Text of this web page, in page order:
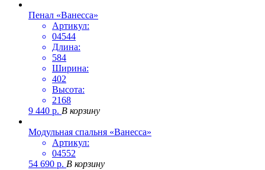
Пенал «Ванесса»
Артикул:
04544
Длина:
584
Ширина:
402
Высота:
2168
9 440 р. В корзину
Модульная спальня «Ванесса»
Артикул:
04552
54 690 р. В корзину